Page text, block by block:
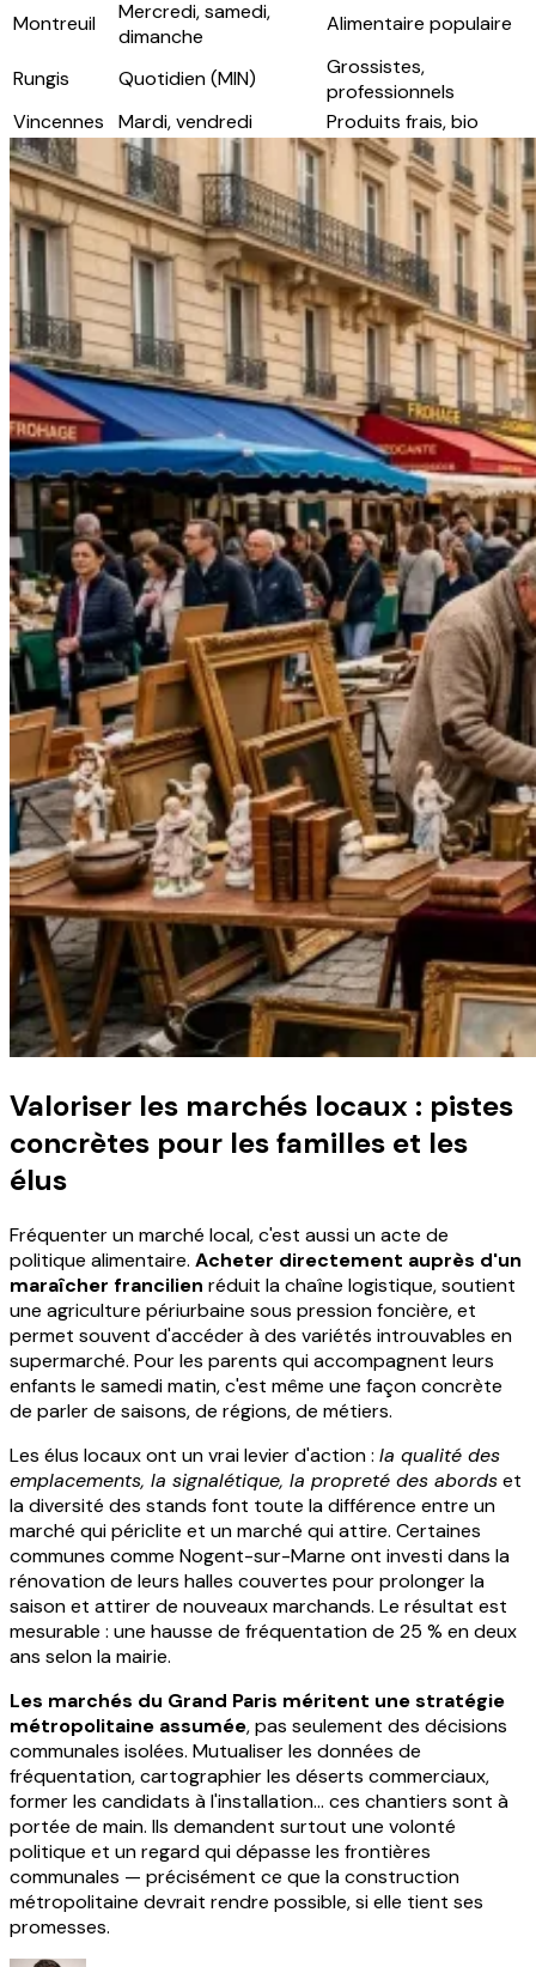
Montreuil
Mercredi, samedi,
dimanche
Alimentaire populaire
Rungis Quotidien (MIN)
Grossistes,
professionnels
Vincennes
Mardi, vendredi Produits frais, bio
Valoriser les marchés locaux : pistes
concrètes pour les familles et les
élus
Fréquenter un marché local, c'est aussi un acte de
politique alimentaire. Acheter directement auprès d'un
maraîcher francilien réduit la chaîne logistique, soutient
une agriculture périurbaine sous pression foncière, et
permet souvent d'accéder à des variétés introuvables en
supermarché. Pour les parents qui accompagnent leurs
enfants le samedi matin, c'est même une façon concrète
de parler de saisons, de régions, de métiers.
Les élus locaux ont un vrai levier d'action : la qualité des
emplacements, la signalétique, la propreté des abordset
la diversité des stands font toute la différence entre un
marché qui périclite et un marché qui attire. Certaines
communes comme Nogent-sur-Marne ont investi dans la
rénovation de leurs halles couvertes pour prolonger la
saison et attirer de nouveaux marchands. Le résultat est
mesurable : une hausse de fréquentation de 25 % en deux
ans selon la mairie.
Les marchés du Grand Paris méritent une stratégie
métropolitaine assumée, pas seulement des décisions
communales isolées. Mutualiser les données de
fréquentation, cartographier les déserts commerciaux,
former les candidats à l'installation… ces chantiers sont à
portée de main. Ils demandent surtout une volonté
politique et un regard qui dépasse les frontières
communales — précisément ce que la construction
métropolitaine devrait rendre possible, si elle tient ses
promesses.